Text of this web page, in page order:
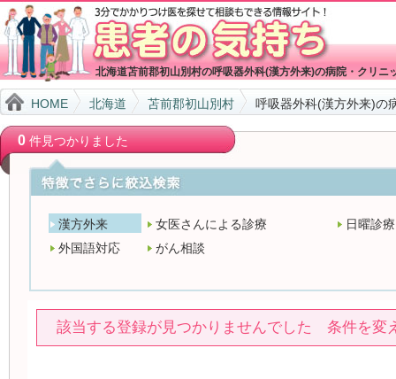
北海道苫前郡初山別村の呼吸器外科(漢方外来)の病院・クリニ
HOME 北海道 苫前郡初山別村 呼吸器外科(漢方外来)の
0件見つかりました
漢方外来 女医さんによる診療
日曜診療
外国語対応
がん相談
該当する登録が見つかりませんでした 条件を